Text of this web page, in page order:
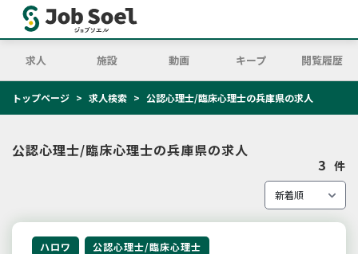
求人 施設 動画 キープ 閲覧履歴
トップページ 求人検索 公認心理士/臨床心理士の兵庫県の求人
公認心理士/臨床心理士の兵庫県の求人
3 件
ハロワ 公認心理士/臨床心理士